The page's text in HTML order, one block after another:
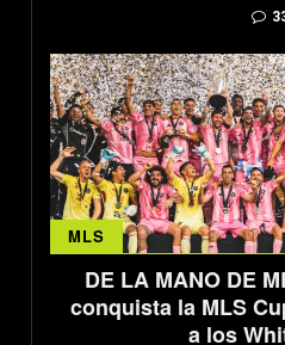
MLS
DE LA MANO DE
conquista la MLS
a los